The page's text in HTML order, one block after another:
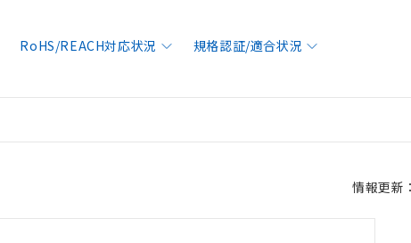
RoHS/REACH対応状況 規格認証/適合状況
情報更新